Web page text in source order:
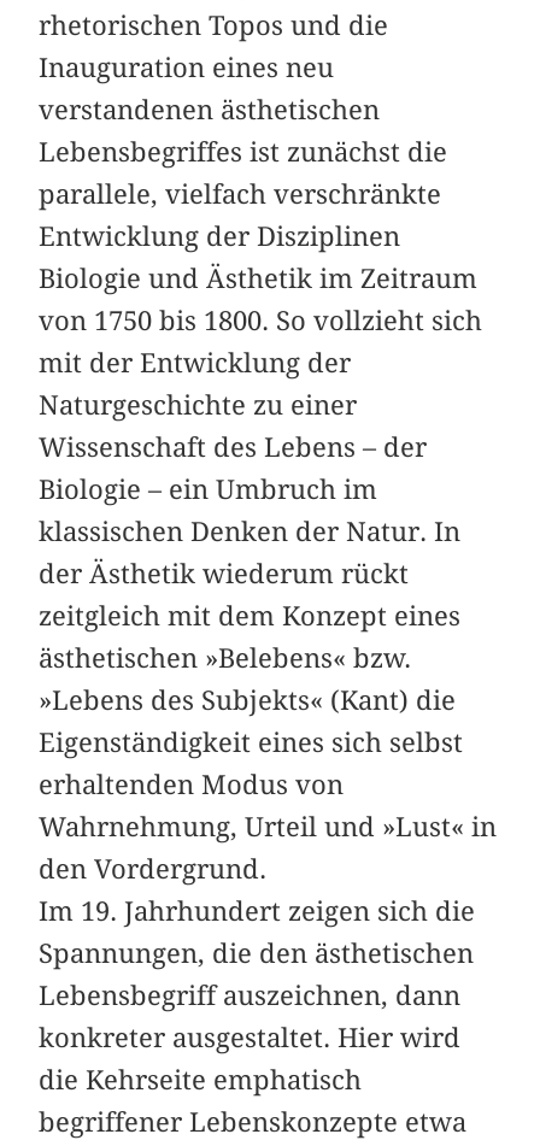
rhetorischen Topos und die
Inauguration eines neu
verstandenen ästhetischen
Lebensbegriffes ist zunächst die
parallele, vielfach verschränkte
Entwicklung der Disziplinen
Biologie und Ästhetik im Zeitraum
von 1750 bis 1800. So vollzieht sich
mit der Entwicklung der
Naturgeschichte zu einer
Wissenschaft des Lebens – der
Biologie – ein Umbruch im
klassischen Denken der Natur. In
der Ästhetik wiederum rückt
zeitgleich mit dem Konzept eines
ästhetischen »Belebens« bzw.
»Lebens des Subjekts« (Kant) die
Eigenständigkeit eines sich selbst
erhaltenden Modus von
Wahrnehmung, Urteil und »Lust« in
den Vordergrund.
Im 19. Jahrhundert zeigen sich die
Spannungen, die den ästhetischen
Lebensbegriff auszeichnen, dann
konkreter ausgestaltet. Hier wird
die Kehrseite emphatisch
begriffener Lebenskonzepte etwa